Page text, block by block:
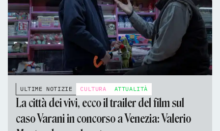
ULTIME NOTIZIE CULTURA ATTUALITÀ
La città dei vivi, ecco il trailer del film sul
caso Varani in concorso a Venezia: Valerio